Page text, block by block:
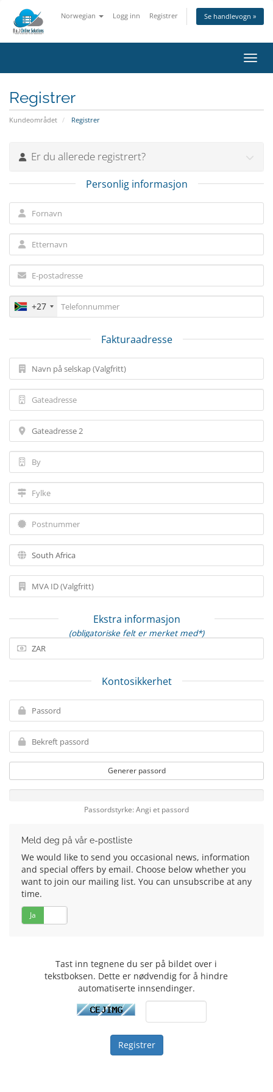
Norwegian Logg inn Registrer Se handlevogn »
Bytt
Registrer
Kundeområdet Registrer
Er du allerede registrert?
Personlig informasjon
+27
Fakturaadresse
Ekstra informasjon
(obligatoriske felt er merket med*)
Kontosikkerhet
Generer passord
Passordstyrke: Angi et passord
Meld deg på vår e-postliste
We would like to send you occasional news, information
and special offers by email. Choose below whether you
want to join our mailing list. You can unsubscribe at any
time.
Ja
Tast inn tegnene du ser på bildet over i
tekstboksen. Dette er nødvendig for å hindre
automatiserte innsendinger.